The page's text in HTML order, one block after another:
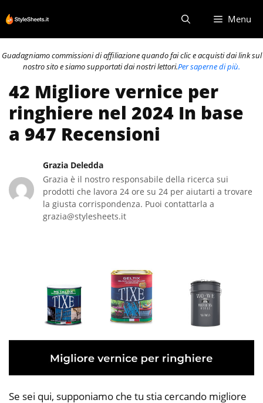
al
contenuto
Menu
Guadagniamo commissioni di affiliazione quando fai clic e acquisti dai link sul
nostro sito e siamo supportati dai nostri lettori.Per saperne di più.
42 Migliore vernice per
ringhiere nel 2024 In base
a 947 Recensioni
Grazia Deledda
Grazia è il nostro responsabile della ricerca sui
prodotti che lavora 24 ore su 24 per aiutarti a trovare
la giusta corrispondenza. Puoi contattarla a
grazia@stylesheets.it
Se sei qui, supponiamo che tu stia cercando migliore